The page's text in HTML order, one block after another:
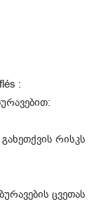
:
რისკს
ცვეთას